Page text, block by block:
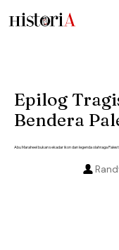
Epilog
Bendera
Abu Maraheel bukan sekadar ikon dan legenda olahraga